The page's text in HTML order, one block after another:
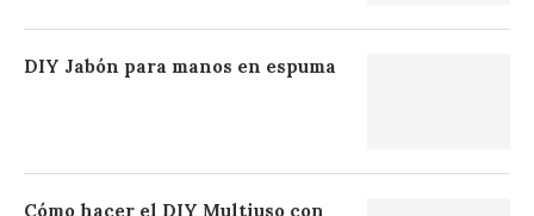
DIY Jabón para manos en espuma
Cómo hacer el DIY Multiuso con